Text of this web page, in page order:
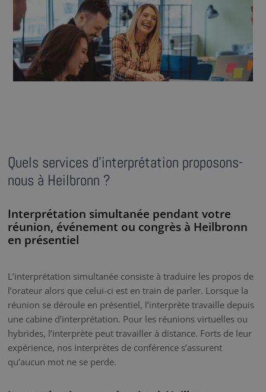
Quels services d’interprétation proposons-
nous à Heilbronn ?
Interprétation simultanée pendant votre
réunion, événement ou congrès à Heilbronn
en présentiel
L’interprétation simultanée consiste à traduire les propos de
l’orateur alors que celui-ci est en train de parler. Lorsque la
réunion se déroule en présentiel, l’interprète travaille depuis
une cabine d’interprétation. Pour les réunions virtuelles ou
hybrides, l’interprète peut travailler à distance. Forts de leur
expérience, nos interprètes de conférence s’assurent
qu’aucun mot ne se perde.